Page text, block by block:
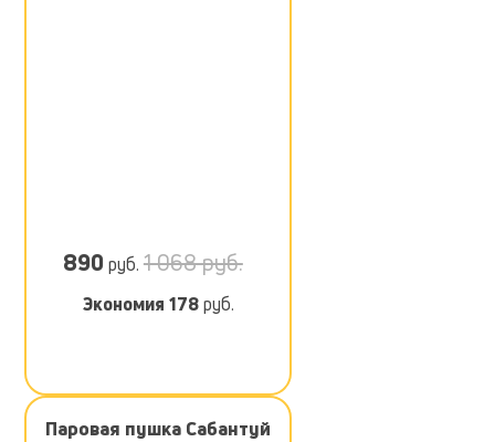
890 руб. 1 068 руб.
Экономия 178руб.
Паровая пушка Сабантуй